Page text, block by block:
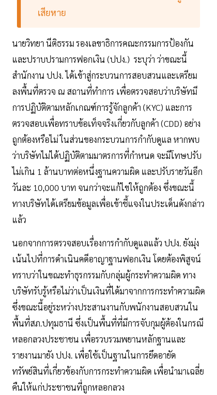
เสียหาย
นายวิทยา นีติธรรม รองเลขาธิการคณะกรรมการป้องกัน
และปราบปรามการฟอกเงิน (ปปง.) ระบุว่า ว่าขณะนี้
สำนักงาน ปปง. ได้เข้าสู่กระบวนการสอบสวนและเตรียม
ลงพื้นที่ตรวจ ณ สถานที่ทำการ เพื่อตรวจสอบว่าบริษัทมี
การปฏิบัติตามหลักเกณฑ์การรู้จักลูกค้า (KYC) และการ
ตรวจสอบเพื่อทราบข้อเท็จจริงเกี่ยวกับลูกค้า (CDD) อย่าง
ถูกต้องหรือไม่ ในส่วนของกระบวนการกำกับดูแล หากพบ
ว่าบริษัทไม่ได้ปฏิบัติตามมาตรการที่กำหนด จะมีโทษปรับ
ไม่เกิน 1 ล้านบาทต่อหนึ่งฐานความผิด และปรับรายวันอีก
วันละ 10,000 บาท จนกว่าจะแก้ไขให้ถูกต้อง ซึ่งขณะนี้
ทางบริษัทได้เตรียมข้อมูลเพื่อเข้าชี้แจงในประเด็นดังกล่าว
แล้ว
นอกจากการตรวจสอบเรื่องการกำกับดูแลแล้ว ปปง. ยังมุ่ง
เน้นไปที่การดำเนินคดีอาญาฐานฟอกเงิน โดยต้องพิสูจน์
ทราบว่าในขณะทำธุรกรรมกับกลุ่มผู้กระทำความผิด ทาง
บริษัทรับรู้หรือไม่ว่าเป็นเงินที่ได้มาจากการกระทำความผิด
ซึ่งขณะนี้อยู่ระหว่างประสานงานกับพนักงานสอบสวนใน
พื้นที่สภ.ปทุมธานี ซึ่งเป็นพื้นที่ที่มีการจับกุมผู้ต้องในกรณี
หลอกลวงประชาชน เพื่อรวบรวมพยานหลักฐานและ
รายงานมายัง ปปง. เพื่อใช้เป็นฐานในการยึดอายัด
ทรัพย์สินที่เกี่ยวข้องกับการกระทำความผิด เพื่อนำมาเฉลี่ย
คืนให้แก่ประชาชนที่ถูกหลอกลวง